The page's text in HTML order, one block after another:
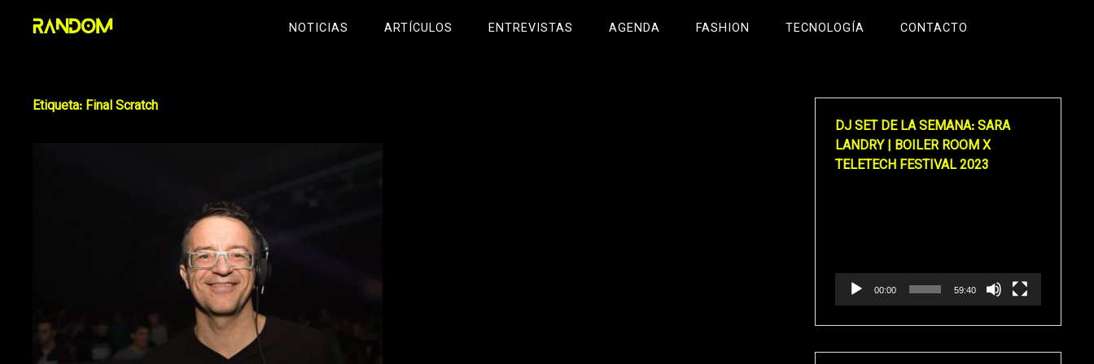
NOTICIAS ARTÍCULOS ENTREVISTAS AGENDA FASHION TECNOLOGÍA CONTACTO
Etiqueta: Final Scratch
DJ SET DE LA SEMANA: SARA
LANDRY | BOILER ROOM X
TELETECH FESTIVAL 2023
00:00 59:40